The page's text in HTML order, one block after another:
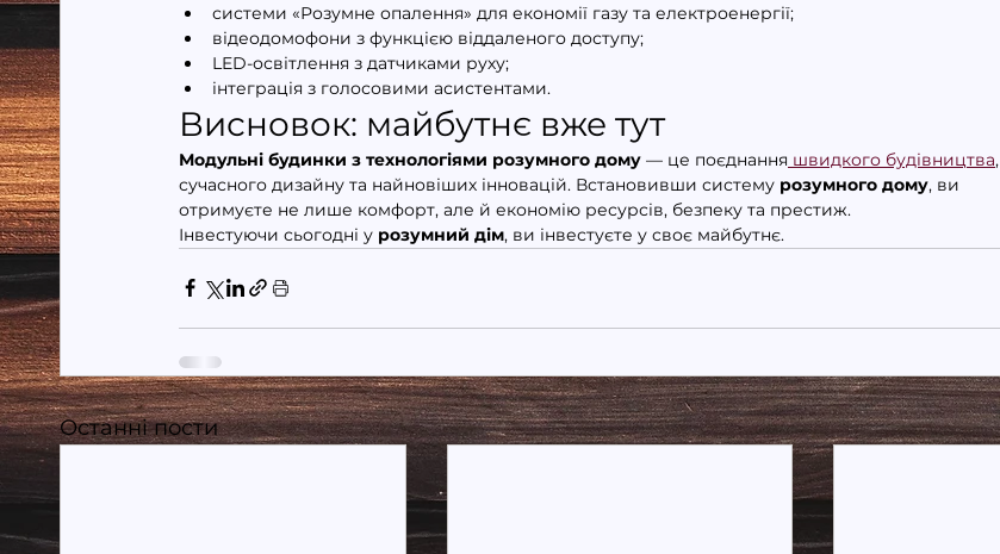
системи «Розумне опалення» для економії газу та електроенергії;
відеодомофони з функцією віддаленого доступу;
LED-освітлення з датчиками руху;
інтеграція з голосовими асистентами.
Висновок: майбутнє вже тут
Модульні будинки з технологіями розумного дому — це поєднання швидкого будівництва,
сучасного дизайну та найновіших інновацій. Встановивши систему розумного дому, ви
отримуєте не лише комфорт, але й економію ресурсів, безпеку та престиж.
Інвестуючи сьогодні у розумний дім, ви інвестуєте у своє майбутнє.
Останні пости